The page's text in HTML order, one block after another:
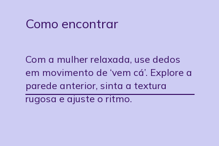
Como encontrar
Com a mulher relaxada, use dedos
em movimento de ‘vem cá’. Explore a
parede anterior, sinta a textura
rugosa e ajuste o ritmo.